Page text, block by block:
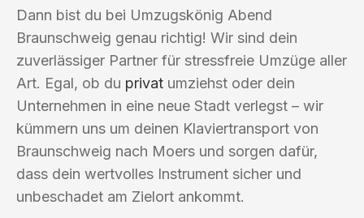
Dann bist du bei Umzugskönig Abend
Braunschweig genau richtig! Wir sind dein
zuverlässiger Partner für stressfreie Umzüge aller
Art. Egal, ob du privat umziehst oder dein
Unternehmen in eine neue Stadt verlegst – wir
kümmern uns um deinen Klaviertransport von
Braunschweig nach Moers und sorgen dafür,
dass dein wertvolles Instrument sicher und
unbeschadet am Zielort ankommt.